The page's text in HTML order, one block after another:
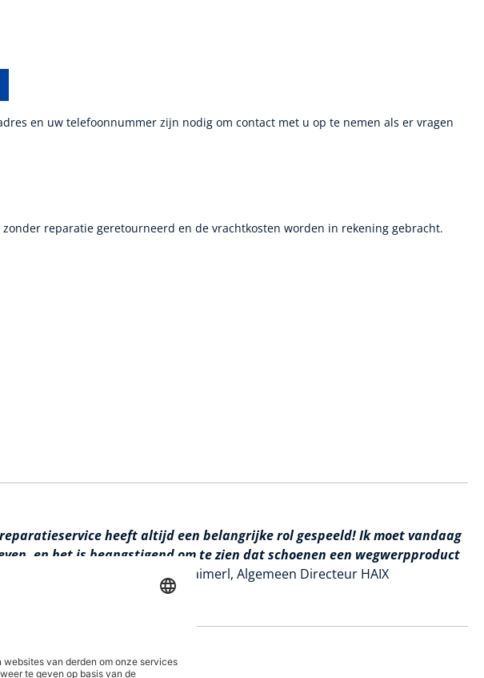
en uw telefoonnummer zijn nodig om contact met u op te nemen als er vragen
reparatie geretourneerd en de vrachtkosten worden in rekening gebracht.
heeft altijd een belangrijke rol gespeeld! Ik moet vandaag
en het is beangstigend om te zien dat schoenen een wegwerpproduct
Ewald Haimerl, Algemeen Directeur HAIX